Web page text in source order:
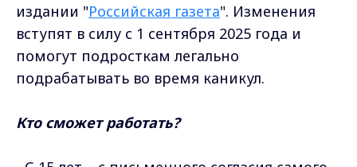
издании "Российская газета". Изменения
вступят в силу с 1 сентября 2025 года и
помогут подросткам легально
подрабатывать во время каникул.
Кто сможет работать?